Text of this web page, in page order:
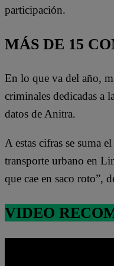
participación.
MÁS DE 15
En lo que va del año,
criminales dedicadas a
datos de Anitra.
A estas cifras se suma
transporte urbano en
que cae en saco roto”,
VIDEO